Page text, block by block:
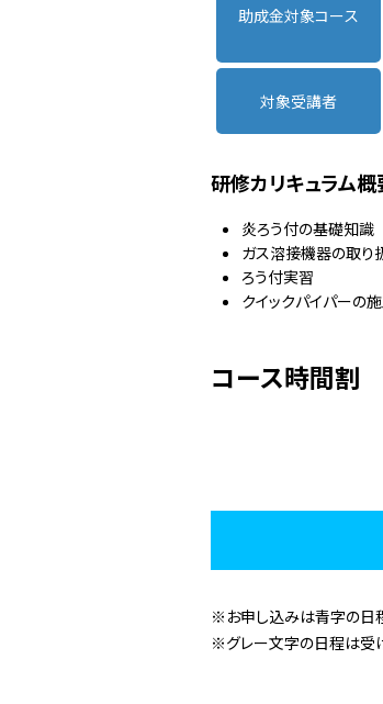
助成金対象コース
対象受講者
研修カリキュラム概
炎ろう付の基礎知識
ガス溶接機器の取り
ろう付実習
クイックパイパーの
コース時間割
※お申し込みは青字の日程
※グレー文字の日程は受